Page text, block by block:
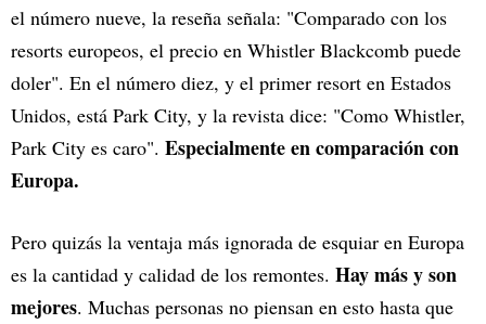
el número nueve, la reseña señala: "Comparado con los
resorts europeos, el precio en Whistler Blackcomb puede
doler". En el número diez, y el primer resort en Estados
Unidos, está Park City, y la revista dice: "Como Whistler,
Park City es caro". Especialmente en comparación con
Europa.
Pero quizás la ventaja más ignorada de esquiar en Europa
es la cantidad y calidad de los remontes. Hay más y son
mejores. Muchas personas no piensan en esto hasta que